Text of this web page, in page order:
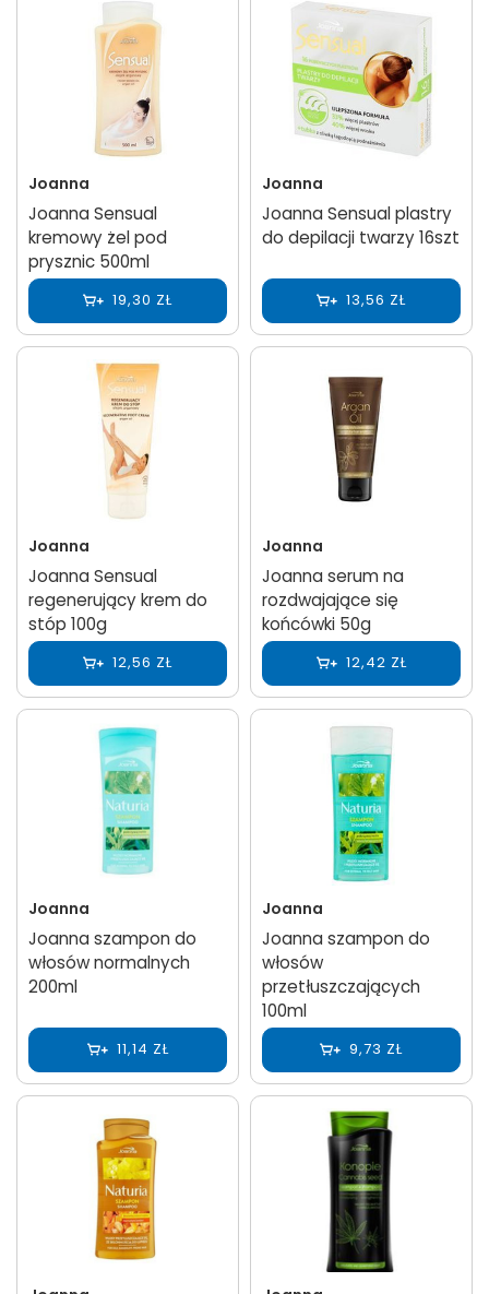
Joanna
Joanna Sensual
kremowy żel pod
prysznic 500ml
19,30 ZŁ
Joanna
Joanna Sensual plastry
do depilacji twarzy 16szt
13,56 ZŁ
Joanna
Joanna Sensual
regenerujący krem do
stóp 100g
12,56 ZŁ
Joanna
Joanna serum na
rozdwajające się
końcówki 50g
12,42 ZŁ
Joanna
Joanna szampon do
włosów normalnych
200ml
11,14 ZŁ
Joanna
Joanna szampon do
włosów
przetłuszczających
100ml
9,73 ZŁ